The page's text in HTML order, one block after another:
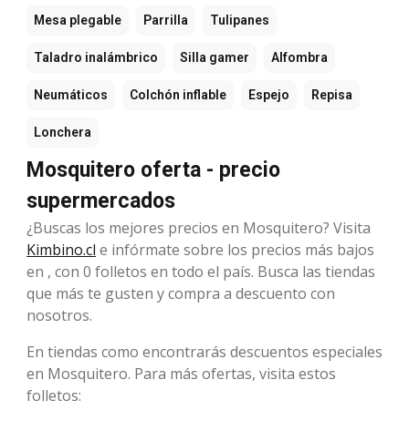
Mesa plegable Parrilla Tulipanes
Taladro inalámbrico Silla gamer Alfombra
Neumáticos Colchón inflable Espejo Repisa
Lonchera
Mosquitero oferta - precio
supermercados
¿Buscas los mejores precios en Mosquitero? Visita
Kimbino.cl e infórmate sobre los precios más bajos
en , con 0 folletos en todo el país. Busca las tiendas
que más te gusten y compra a descuento con
nosotros.
En tiendas como encontrarás descuentos especiales
en Mosquitero. Para más ofertas, visita estos
folletos: